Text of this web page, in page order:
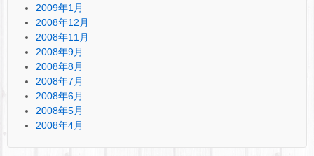
2009年1月
2008年12月
2008年11月
2008年9月
2008年8月
2008年7月
2008年6月
2008年5月
2008年4月